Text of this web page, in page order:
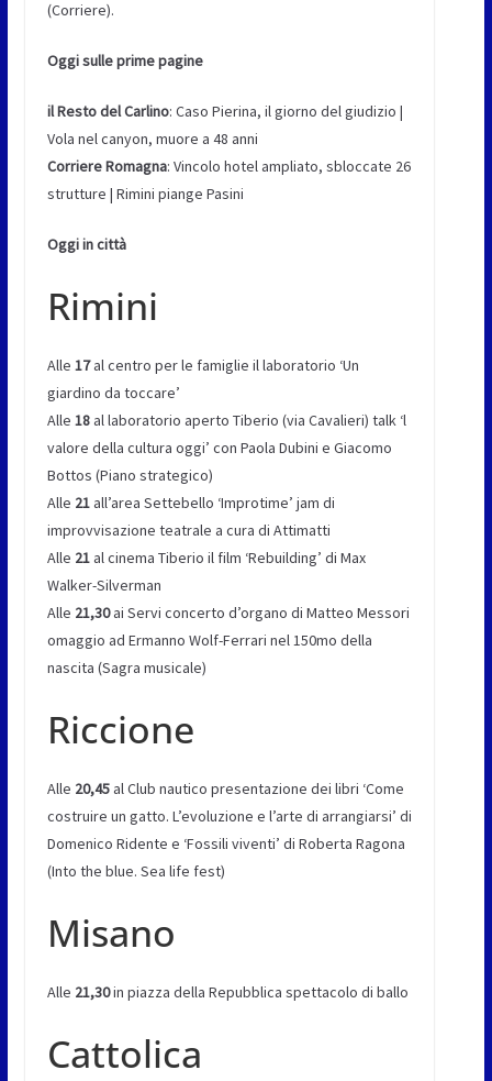
(Corriere).
Oggi sulle prime pagine
il Resto del Carlino: Caso Pierina, il giorno del giudizio |
Vola nel canyon, muore a 48 anni
Corriere Romagna: Vincolo hotel ampliato, sbloccate 26
strutture | Rimini piange Pasini
Oggi in città
Rimini
Alle 17al centro per le famiglie il laboratorio ‘Un
giardino da toccare’
Alle 18al laboratorio aperto Tiberio (via Cavalieri) talk ‘l
valore della cultura oggi’ con Paola Dubini e Giacomo
Bottos (Piano strategico)
Alle 21all’area Settebello ‘Improtime’ jam di
improvvisazione teatrale a cura di Attimatti
Alle 21al cinema Tiberio il film ‘Rebuilding’ di Max
Walker-Silverman
Alle 21,30ai Servi concerto d’organo di Matteo Messori
omaggio ad Ermanno Wolf-Ferrari nel 150mo della
nascita (Sagra musicale)
Riccione
Alle 20,45al Club nautico presentazione dei libri ‘Come
costruire un gatto. L’evoluzione e l’arte di arrangiarsi’ di
Domenico Ridente e ‘Fossili viventi’ di Roberta Ragona
(Into the blue. Sea life fest)
Misano
Alle 21,30in piazza della Repubblica spettacolo di ballo
Cattolica